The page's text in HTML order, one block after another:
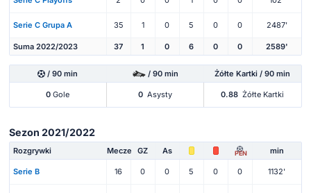
Serie C Grupa A 35 1 0 5 0 0 2487'
Suma 2022/2023 37 1 0 6 0 0 2589'
/ 90 min / 90 min Żółte Kartki / 90 min
0 Gole 0 Asysty 0.88 Żółte Kartki
Sezon 2021/2022
Rozgrywki Mecze GZ As PEN min
Serie B 16 0 0 5 0 0 1132'